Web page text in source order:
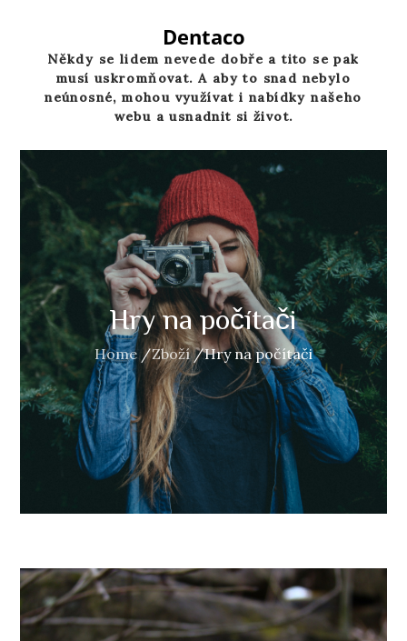
Dentaco
Někdy se lidem nevede dobře a tito se pak
musí uskromňovat. A aby to snad nebylo
neúnosné, mohou využívat i nabídky našeho
webu a usnadnit si život.
Hry na počítači
Home Zboží Hry na počítači